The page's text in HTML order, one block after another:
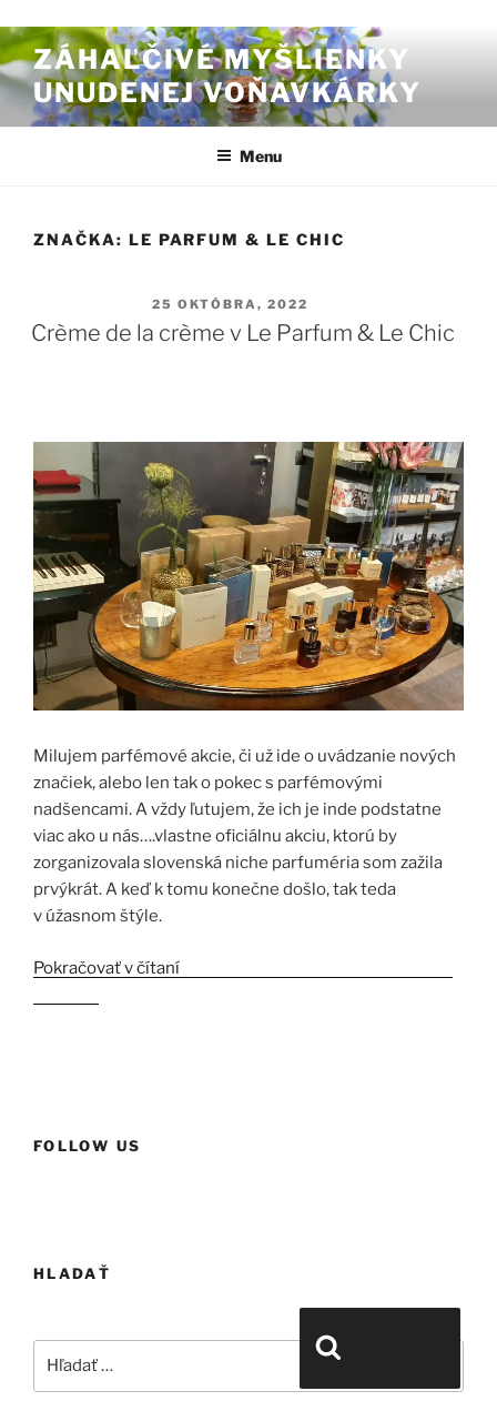
ZÁHAĽČIVÉ MYŠLIENKY
UNUDENEJ VOŇAVKÁRKY
Menu
ZNAČKA: LE PARFUM & LE CHIC
25 OKTÓBRA, 2022
Crème de la crème v Le Parfum & Le Chic
Milujem parfémové akcie, či už ide o uvádzanie nových
značiek, alebo len tak o pokec s parfémovými
nadšencami. A vždy ľutujem, že ich je inde podstatne
viac ako u nás….vlastne oficiálnu akciu, ktorú by
zorganizovala slovenská niche parfuméria som zažila
prvýkrát. A keď k tomu konečne došlo, tak teda
v úžasnom štýle.
Pokračovať v čítaní
FOLLOW US
HLADAŤ